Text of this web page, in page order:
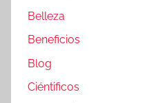
Belleza
Beneficios
Blog
Ciéntificos